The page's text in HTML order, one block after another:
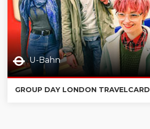
U-Bahn
GROUP DAY LONDON TRAVELCARD